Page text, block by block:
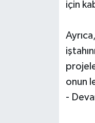
için
onun
-